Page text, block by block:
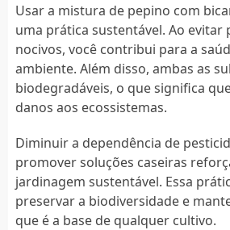
Usar a mistura de pepino com
uma prática sustentável. Ao
nocivos, você contribui para a
ambiente. Além disso, ambas as
biodegradáveis, o que significa
danos aos ecossistemas.
Diminuir a dependência de
promover soluções caseiras
jardinagem sustentável. Essa
preservar a biodiversidade e
que é a base de qualquer cultivo.